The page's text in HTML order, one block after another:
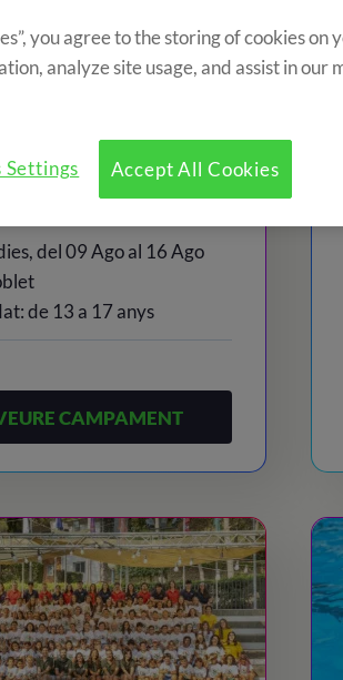
Camp
del 09 Ago al 16 Ago
de 13 a 17 anys
CAMPAMENT
you agree to the storing of cookies on
analyze site usage, and assist in our
Accept All Cookies
Settings